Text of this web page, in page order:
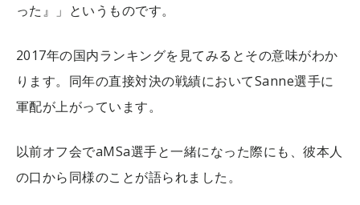
った』」というものです。
2017年の国内ランキングを見てみるとその意味がわか
ります。同年の直接対決の戦績においてSanne選手に
軍配が上がっています。
以前オフ会でaMSa選手と一緒になった際にも、彼本人
の口から同様のことが語られました。